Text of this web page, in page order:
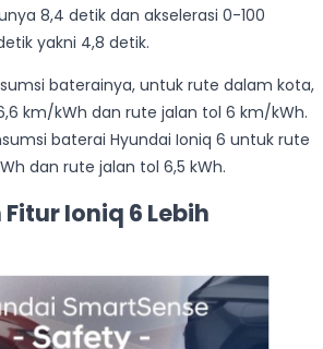
8,4 detik dan akselerasi 0-100
yakni 4,8 detik.
baterainya, untuk rute dalam kota,
km/kWh dan rute jalan tol 6 km/kWh.
baterai Hyundai Ioniq 6 untuk rute
dan rute jalan tol 6,5 kWh.
Ioniq 6 Lebih